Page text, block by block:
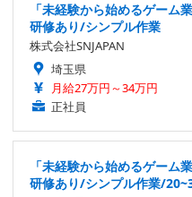
「未経験から始めるゲー
研修あり/シンプル作業
株式会社SNJAPAN
埼玉県
月給27万円～34万円
正社員
「未経験から始めるゲー
研修あり/シンプル作業/